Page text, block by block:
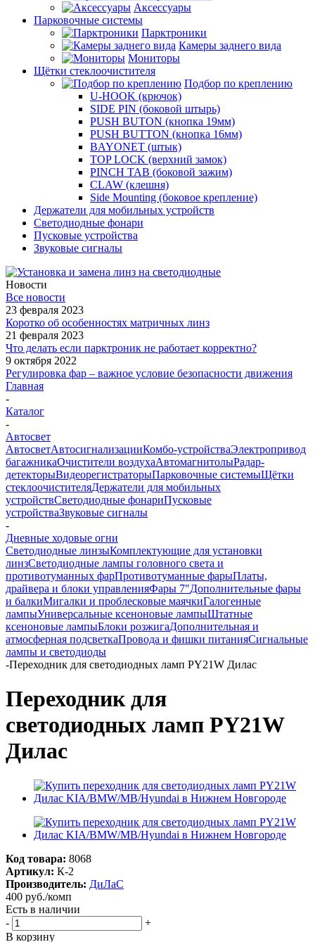
Аксессуары
Парковочные системы
Парктроники
Камеры заднего вида
Мониторы
Щётки стеклоочистителя
Подбор по креплению
U-HOOK (крючок)
SIDE PIN (боковой штырь)
PUSH BUTON (кнопка 19мм)
PUSH BUTTON (кнопка 16мм)
BAYONET (штык)
TOP LOCK (верхний замок)
PINCH TAB (боковой зажим)
CLAW (клешня)
Side Mounting (боковое крепление)
Держатели для мобильных устройств
Светодиодные фонари
Пусковые устройства
Звуковые сигналы
Новости
Все новости
23 февраля 2023
Коротко об особенностях матричных линз
21 февраля 2023
Что делать если парктроник не работает корректно?
9 октября 2022
Регулировка фар – важное условие безопасности движения
Главная
-
Каталог
-
Автосвет
АвтосветАвтосигнализацииКомбо-устройстваЭлектропривод
багажникаОчистители воздухаАвтомагнитолыРадар-
детекторыВидеорегистраторыПарковочные системыЩётки
стеклоочистителяДержатели для мобильных
устройствСветодиодные фонариПусковые
устройстваЗвуковые сигналы
-
Дневные ходовые огни
Светодиодные линзыКомплектующие для установки
линзСветодиодные лампы головного света и
противотуманных фарПротивотуманные фарыПлаты,
драйвера и блоки управленияФары 7"Дополнительные фары
и балкиМигалки и проблесковые маячкиГалогенные
лампыУниверсальные ксеноновые лампыШтатные
ксеноновые лампыБлоки розжигаДополнительная и
атмосферная подсветкаПровода и фишки питанияCигнальные
лампы и светодиоды
-Переходник для светодиодных ламп PY21W Дилас
Переходник для
светодиодных ламп PY21W
Дилас
Код товара: 8068
Артикул: К-2
Производитель: ДиЛаС
400 руб./комп
Есть в наличии
-
+
В корзину